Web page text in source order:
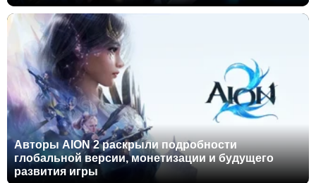
Авторы AION 2 раскрыли подробности
глобальной версии, монетизации и будущего
развития игры